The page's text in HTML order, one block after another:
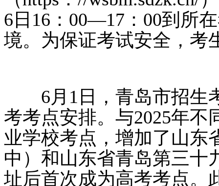
6日16：00—17：00到所
境。为保证考试安全，考
6月1日，青岛市招生
考考点安排。与2025年
业学校考点，增加了山东
中）和山东省青岛第三十
址后首次成为高考考点。